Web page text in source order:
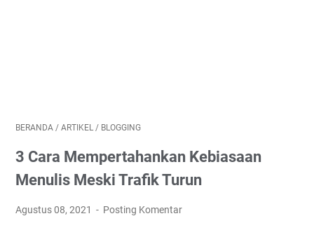
BERANDA / ARTIKEL / BLOGGING
3 Cara Mempertahankan Kebiasaan
Menulis Meski Trafik Turun
Agustus 08, 2021 Posting Komentar